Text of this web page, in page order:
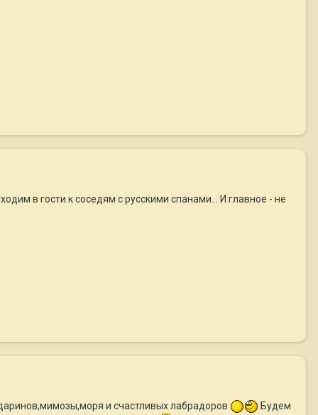
в гости к соседям с русскими спанами... И главное - не
и счастливых лабрадоров
Будем